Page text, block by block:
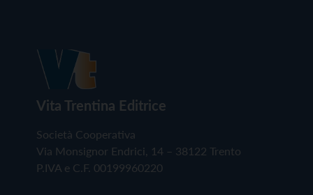
Vita Trentina Editrice
Società Cooperativa
Via Monsignor Endrici, 14 – 38122 Trento
P.IVA e C.F. 00199960220